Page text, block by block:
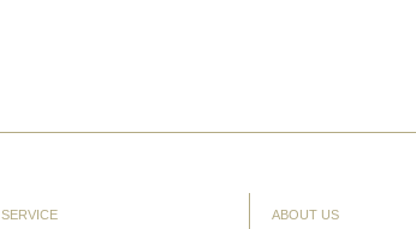
SERVICE ABOUT US